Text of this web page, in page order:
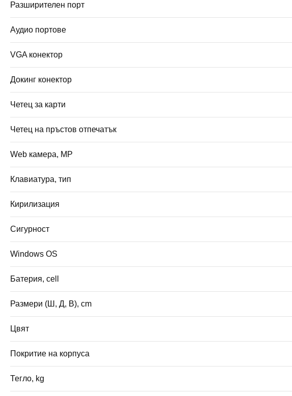
Разширителен порт
Аудио портове
VGA конектор
Докинг конектор
Четец за карти
Четец на пръстов отпечатък
Web камера, MP
Клавиатура, тип
Кирилизация
Сигурност
Windows OS
Батерия, cell
Размери (Ш, Д, В), cm
Цвят
Покритие на корпуса
Тегло, kg